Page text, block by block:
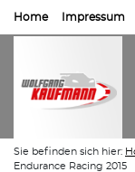
Home Impressum
Sie befinden sich hier:
Endurance Racing 2015